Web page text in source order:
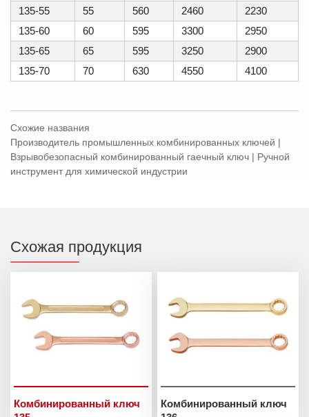
135-55
55 560 2460
2230
135-60
60 595 3300
2950
135-65
65 595 3250
2900
135-70
70 630 4550 4100
Схожие названия
Производитель промышленных комбинированных ключей |
Взрывобезопасный комбинированный гаечный ключ | Ручной
инструмент для химической индустрии
Схожая продукция
Комбинированный ключ
Комбинированный ключ